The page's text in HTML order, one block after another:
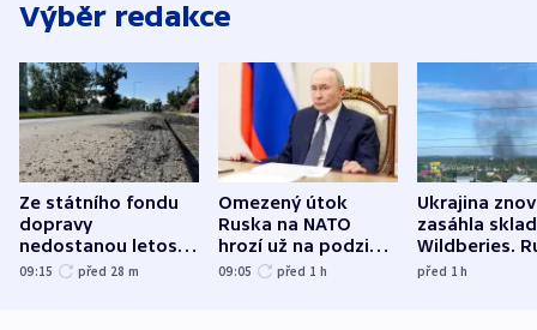
Výběr redakce
Ze státního fondu
dopravy
nedostanou letos
kraje na silnice ani
09:15 před 28 m
Omezený útok
Ruska na NATO
hrozí už na podzim,
varují tajné služby
09:05 před 1 h
Ukrajina
zasáhla
Wildberies.
útočili v
před 1h